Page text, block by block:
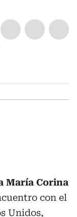
María Corina
con el
Unidos,